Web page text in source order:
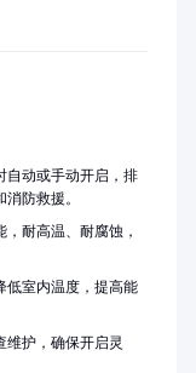
自动或手动开启，排
防救援。
耐高温、耐腐蚀，
低室内温度，提高能
维护，确保开启灵